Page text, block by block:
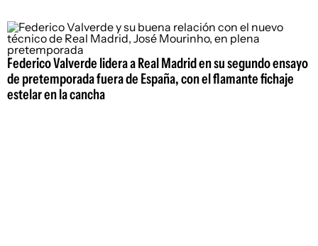
Federico Valverde lidera a Real Madrid en su segundo ensayo
de pretemporada fuera de España, con el flamante fichaje
estelar en la cancha